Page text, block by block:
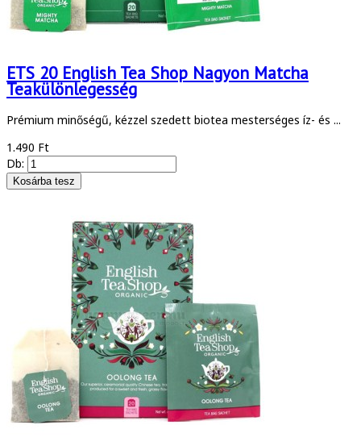
ETS 20 English Tea Shop Nagyon Matcha
Teakülönlegesség
Prémium minőségű, kézzel szedett biotea mesterséges íz- és ...
1.490 Ft
Db: